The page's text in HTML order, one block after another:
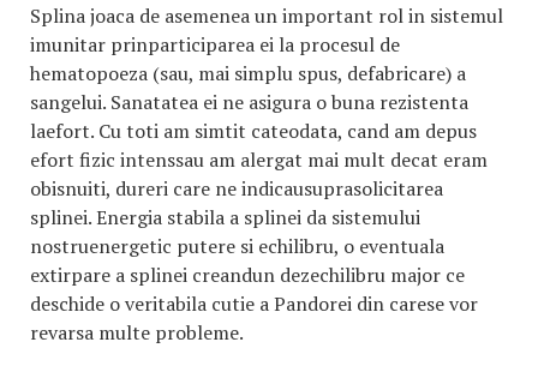
Splina joaca de asemenea un important rol in sistemul
imunitar prinparticiparea ei la procesul de
hematopoeza (sau, mai simplu spus, defabricare) a
sangelui. Sanatatea ei ne asigura o buna rezistenta
laefort. Cu toti am simtit cateodata, cand am depus
efort fizic intenssau am alergat mai mult decat eram
obisnuiti, dureri care ne indicausuprasolicitarea
splinei. Energia stabila a splinei da sistemului
nostruenergetic putere si echilibru, o eventuala
extirpare a splinei creandun dezechilibru major ce
deschide o veritabila cutie a Pandorei din carese vor
revarsa multe probleme.